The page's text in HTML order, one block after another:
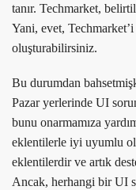
tanır. Techmarket,
Yani, evet,
oluşturabilirsiniz.
Bu durumdan
Pazar yerlerinde UI
bunu onarmamıza
eklentilerle iyi uyumlu
eklentilerdir ve artık
Ancak, herhangi bir UI